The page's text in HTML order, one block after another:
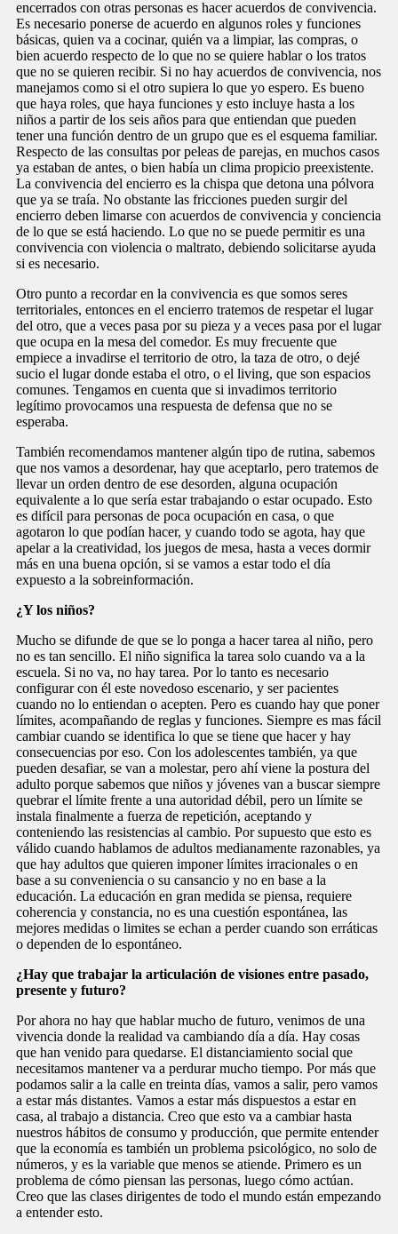
encerrados con otras personas es hacer acuerdos de convivencia.
Es necesario ponerse de acuerdo en algunos roles y funciones
básicas, quien va a cocinar, quién va a limpiar, las compras, o
bien acuerdo respecto de lo que no se quiere hablar o los tratos
que no se quieren recibir. Si no hay acuerdos de convivencia, nos
manejamos como si el otro supiera lo que yo espero. Es bueno
que haya roles, que haya funciones y esto incluye hasta a los
niños a partir de los seis años para que entiendan que pueden
tener una función dentro de un grupo que es el esquema familiar.
Respecto de las consultas por peleas de parejas, en muchos casos
ya estaban de antes, o bien había un clima propicio preexistente.
La convivencia del encierro es la chispa que detona una pólvora
que ya se traía. No obstante las fricciones pueden surgir del
encierro deben limarse con acuerdos de convivencia y conciencia
de lo que se está haciendo. Lo que no se puede permitir es una
convivencia con violencia o maltrato, debiendo solicitarse ayuda
si es necesario.
Otro punto a recordar en la convivencia es que somos seres
territoriales, entonces en el encierro tratemos de respetar el lugar
del otro, que a veces pasa por su pieza y a veces pasa por el lugar
que ocupa en la mesa del comedor. Es muy frecuente que
empiece a invadirse el territorio de otro, la taza de otro, o dejé
sucio el lugar donde estaba el otro, o el living, que son espacios
comunes. Tengamos en cuenta que si invadimos territorio
legítimo provocamos una respuesta de defensa que no se
esperaba.
También recomendamos mantener algún tipo de rutina, sabemos
que nos vamos a desordenar, hay que aceptarlo, pero tratemos de
llevar un orden dentro de ese desorden, alguna ocupación
equivalente a lo que sería estar trabajando o estar ocupado. Esto
es difícil para personas de poca ocupación en casa, o que
agotaron lo que podían hacer, y cuando todo se agota, hay que
apelar a la creatividad, los juegos de mesa, hasta a veces dormir
más en una buena opción, si se vamos a estar todo el día
expuesto a la sobreinformación.
¿Y los niños?
Mucho se difunde de que se lo ponga a hacer tarea al niño, pero
no es tan sencillo. El niño significa la tarea solo cuando va a la
escuela. Si no va, no hay tarea. Por lo tanto es necesario
configurar con él este novedoso escenario, y ser pacientes
cuando no lo entiendan o acepten. Pero es cuando hay que poner
límites, acompañando de reglas y funciones. Siempre es mas fácil
cambiar cuando se identifica lo que se tiene que hacer y hay
consecuencias por eso. Con los adolescentes también, ya que
pueden desafiar, se van a molestar, pero ahí viene la postura del
adulto porque sabemos que niños y jóvenes van a buscar siempre
quebrar el límite frente a una autoridad débil, pero un límite se
instala finalmente a fuerza de repetición, aceptando y
conteniendo las resistencias al cambio. Por supuesto que esto es
válido cuando hablamos de adultos medianamente razonables, ya
que hay adultos que quieren imponer límites irracionales o en
base a su conveniencia o su cansancio y no en base a la
educación. La educación en gran medida se piensa, requiere
coherencia y constancia, no es una cuestión espontánea, las
mejores medidas o limites se echan a perder cuando son erráticas
o dependen de lo espontáneo.
¿Hay que trabajar la articulación de visiones entre pasado,
presente y futuro?
Por ahora no hay que hablar mucho de futuro, venimos de una
vivencia donde la realidad va cambiando día a día. Hay cosas
que han venido para quedarse. El distanciamiento social que
necesitamos mantener va a perdurar mucho tiempo. Por más que
podamos salir a la calle en treinta días, vamos a salir, pero vamos
a estar más distantes. Vamos a estar más dispuestos a estar en
casa, al trabajo a distancia. Creo que esto va a cambiar hasta
nuestros hábitos de consumo y producción, que permite entender
que la economía es también un problema psicológico, no solo de
números, y es la variable que menos se atiende. Primero es un
problema de cómo piensan las personas, luego cómo actúan.
Creo que las clases dirigentes de todo el mundo están empezando
a entender esto.